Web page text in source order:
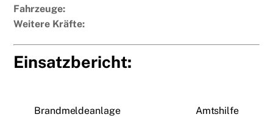
Fahrzeuge:
Weitere Kräfte:
Einsatzbericht:
Brandmeldeanlage Amtshilfe